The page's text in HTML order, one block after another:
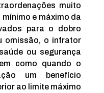
muito
e máximo da
para o dobro
omissão, o infrator
ou segurança
como quando o
um benefício
ao limite máximo